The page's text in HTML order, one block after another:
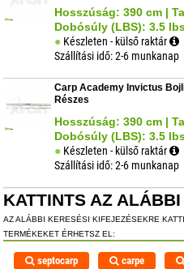
Hosszúság: 390 cm |
Dobósúly (LBS): 3.5
Készleten - külső raktár
Szállítási idő: 2-6 munkanap
Carp Academy Invictus
Részes
Hosszúság: 390 cm |
Dobósúly (LBS): 3.5
Készleten - külső raktár
Szállítási idő: 2-6 munkanap
KATTINTS AZ
AZ ALÁBBI KERESÉSI KIFEJEZÉSEKRE
TERMÉKEKET ÉRHETSZ EL:
septocarp carpe